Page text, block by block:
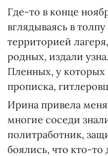
Где-то в конце
вглядываясь в
территорией
родных, издали
Пленных, у которых
прописка,
Ирина привела
многие соседи
политработник,
боялись, что кто-то